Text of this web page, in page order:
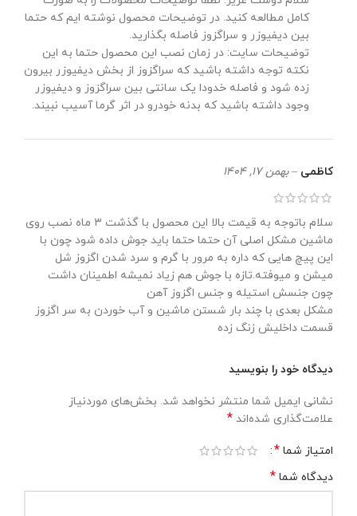
کامل مطالعه کنید. در توضیحات محصول نوشته ایم که حتما
بین دیفیوزر و سراگزوز فاصله بگذارید.
توضیحات سایت: در زمان نصب این محصول حتما به این
نکته توجه داشته باشید که سراگزوز از بخش دیفیوزر بیرون
زده شود و فاصله خدودا یک سانتی بین سراگزوز و دیفیوزر
وجود داشته باشید که بدنه خودرو در اثر گرما آسیب نبیند.
کاظمی – بهمن 17, 1404
سلام باتوجه به قیمت بالا این محصول با گذشت ۳ ماه نصب روی
ماشین مشکل اصلی آن حتما حتما باید جوش داده شود چون با
این پیچ هایی که داره به مرور با گرم و سرد شدن اگزوز شل
میشن و میوفته.تازه با جوش هم زیاد نمیشه اطمینان داشت
چون جنسش استیله و جنس اگزوز آهن
مشکل بعدی با چند بار شستن ماشین و آب خوردن به سر اگزوز
قسمت داخلیش زنگ زده
دیدگاه خود را بنویسید
نشانی ایمیل شما منتشر نخواهد شد. بخش‌های موردنیاز
علامت‌گذاری شده‌اند *
امتیاز شما *
دیدگاه شما *